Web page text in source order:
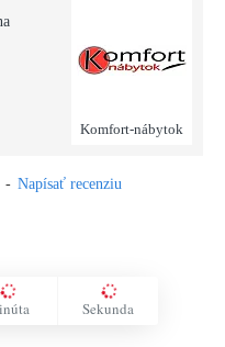
Komfort-nábytok
- Napísať recenziu
Sekunda